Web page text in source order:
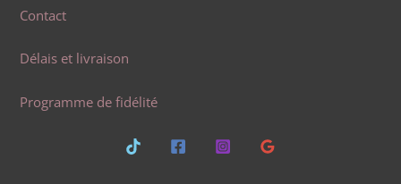
Contact
Délais et livraison
Programme de fidélité